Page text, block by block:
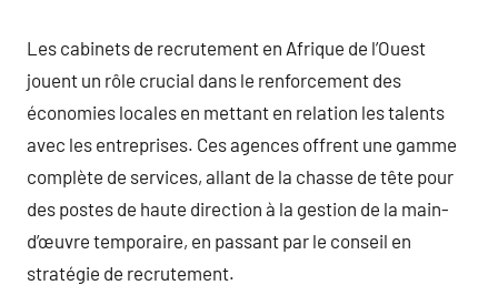
Les cabinets de recrutement en Afrique de l’Ouest
jouent un rôle crucial dans le renforcement des
économies locales en mettant en relation les talents
avec les entreprises. Ces agences offrent une gamme
complète de services, allant de la chasse de tête pour
des postes de haute direction à la gestion de la main-
d’œuvre temporaire, en passant par le conseil en
stratégie de recrutement.